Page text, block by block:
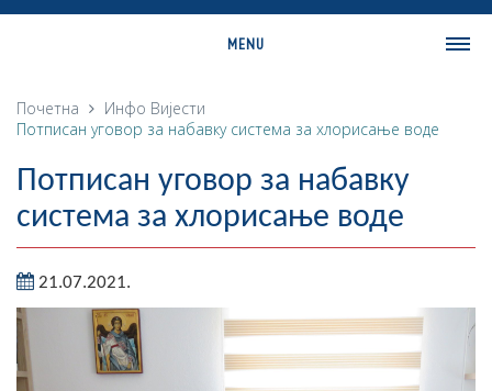
MENU
О ОПШТИНИ
Историја
Географија
Насељена мјеста
Занимљивости
Фотогалерија
Почетна Инфо Вијести
Потписан уговор за набавку система за хлорисање воде
Потписан уговор за набавку
система за хлорисање воде
21.07.2021.